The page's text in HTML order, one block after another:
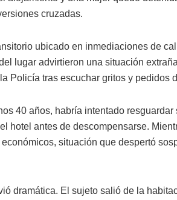
cruzadas.
ubicado en inmediaciones de
lugar advirtieron una situación
Policía tras escuchar gritos y pedidos
40 años, habría intentado resguardar
hotel antes de descompensarse.
situación que despertó
dramática. El sujeto salió de la